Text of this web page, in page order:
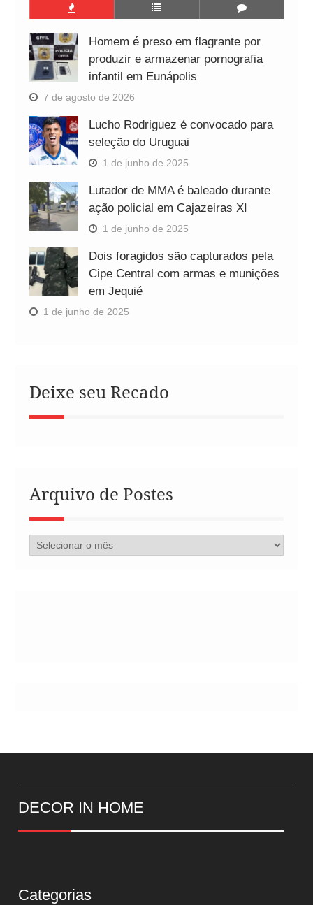
Homem é preso em flagrante por
produzir e armazenar pornografia
infantil em Eunápolis
7 de agosto de 2026
Lucho Rodriguez é convocado para
seleção do Uruguai
1 de junho de 2025
Lutador de MMA é baleado durante
ação policial em Cajazeiras XI
1 de junho de 2025
Dois foragidos são capturados pela
Cipe Central com armas e munições
em Jequié
1 de junho de 2025
Deixe seu Recado
Arquivo de Postes
Arquivo
de
DECOR IN HOME
Categorias